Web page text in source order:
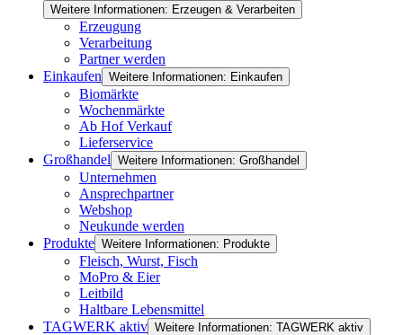
Weitere Informationen: Erzeugen & Verarbeiten
Erzeugung
Verarbeitung
Partner werden
Einkaufen Weitere Informationen: Einkaufen
Biomärkte
Wochenmärkte
Ab Hof Verkauf
Lieferservice
Großhandel Weitere Informationen: Großhandel
Unternehmen
Ansprechpartner
Webshop
Neukunde werden
Produkte Weitere Informationen: Produkte
Fleisch, Wurst, Fisch
MoPro & Eier
Leitbild
Haltbare Lebensmittel
TAGWERK aktiv Weitere Informationen: TAGWERK aktiv